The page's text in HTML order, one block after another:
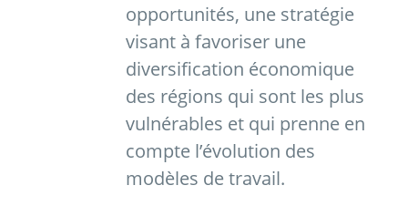
opportunités, une stratégie
visant à favoriser une
diversification économique
des régions qui sont les plus
vulnérables et qui prenne en
compte l’évolution des
modèles de travail.